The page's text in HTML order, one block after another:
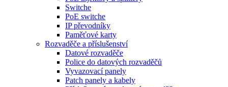
Switche
PoE switche
IP převodníky
Paměťové karty
Rozvaděče a příslušenství
Datové rozvaděče
Police do datových rozvaděčů
Vyvazovací panely
Patch panely a kabely